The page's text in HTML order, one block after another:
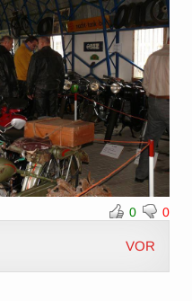
0 0
VOR